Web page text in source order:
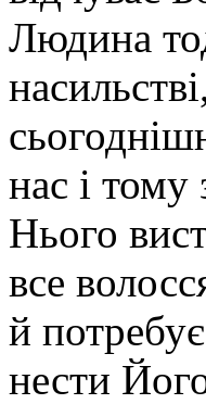
Людина
нас і тому
Нього
все
й
нести